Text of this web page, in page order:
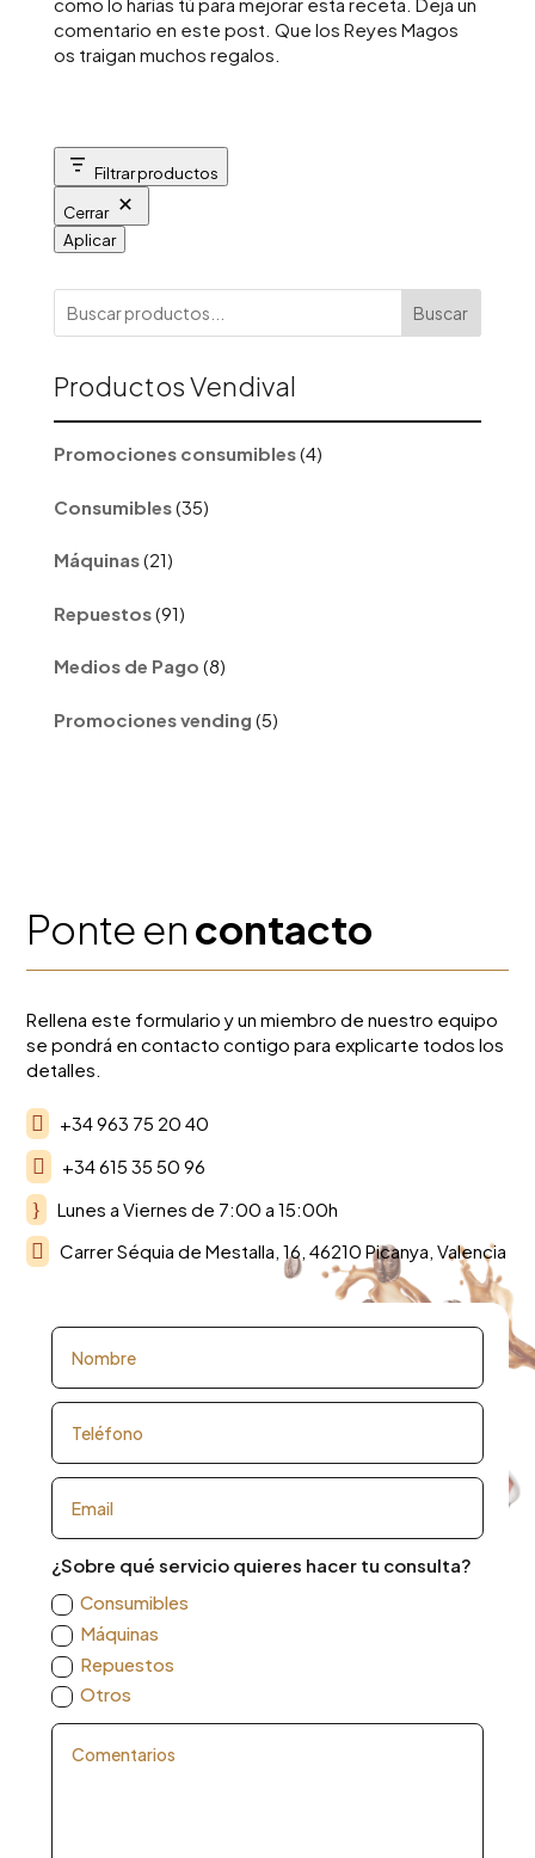
comentario en este post. Que los Reyes Magos
os traigan muchos regalos.
Filtrar productos
Cerrar
Aplicar
Buscar
Productos Vendival
Promociones consumibles 44
productos
Consumibles 35
productos
Máquinas 2121
productos
Repuestos 91
productos
Medios de Pago 88
productos
Promociones vending 5
productos
Ponte encontacto
Rellena este formulario y un miembro de nuestro equipo
se pondrá en contacto contigo para explicarte todos los
detalles.
 +34 963 75 20 40
 +34 615 35 50 96
} Lunes a Viernes de 7:00 a 15:00h
 Carrer Séquia de Mestalla, 16, 46210 Picanya, Valencia
¿Sobre qué servicio quieres hacer tu consulta?
Consumibles
Máquinas
Repuestos
Otros